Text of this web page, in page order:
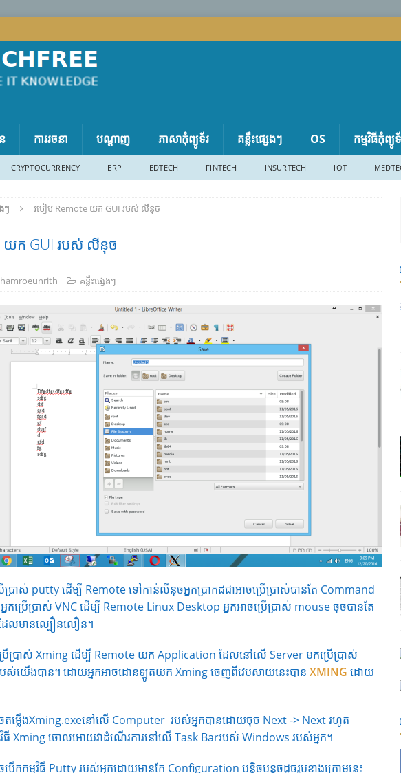
ការរចនា បណ្តាញ ភាសា​កុំព្យូទ័រ គន្លឹះផ្សេងៗ OS កម្មវិធីកុំព្យូ
CRYPTOCURRENCY ERP EDTECH FINTECH INSURTECH IOT
ៗ របៀប Remote យក GUI របស់ លីនុច
យក GUI របស់ លីនុច
គន្លឹះផ្សេងៗ
រាស់ putty ដើម្បី Remote ទៅកាន់លីនុចអ្នកប្រាកដជាអាចប្រើប្រាស់បានតែ Command
កប្រើប្រាស់ VNC ដើម្បី Remote Linux Desktop អ្នកអាចប្រើប្រាស់ mouse ចុចបានតែ
ែលមានល្បឿនលឿន។
ប្រើប្រាស់ Xming ដើម្បី Remote យក Application ដែលនៅលើ Server មកប្រើប្រាស់
ស់យើងបាន។ ដោយអ្នកអាចដោនឡូតយក Xming ចេញពីវេបសាយនេះបាន XMING ដោយ
ចតម្លើងXming.exeនៅលើ Computer របស់អ្នកបានដោយចុច Next -> Next រហូត
ធី Xming ចោលអោយវាដំណើរការនៅលើ Task Barរបស់ Windows របស់អ្នក។
បើកកម្មវិធី Putty របស់អ្នកដោយមានកែ Configuration បន្តិចបន្តួចដូចរូបខាងក្រោមនេះ